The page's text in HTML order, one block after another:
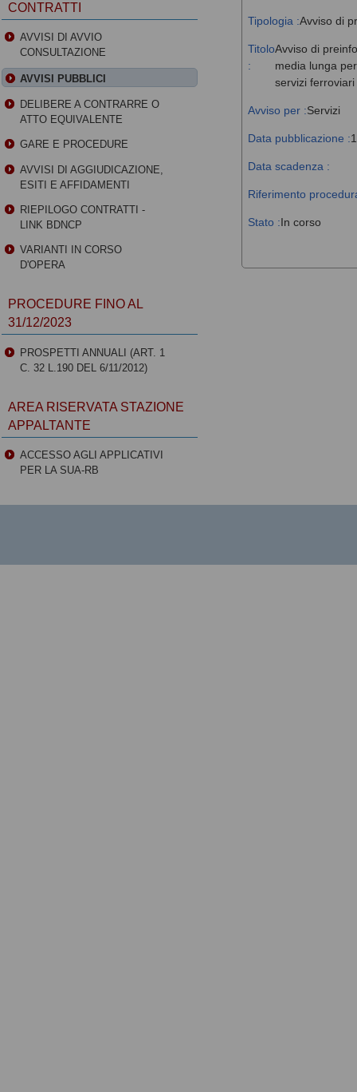
Tipologia :Avviso di
Titolo
:
Avviso di
media lunga
servizi
Avviso per :Servizi
Data pubblicazione :
Data scadenza :
Riferimento
Stato :In corso
CONTRATTI
AVVISI DI AVVIO
CONSULTAZIONE
AVVISI PUBBLICI
DELIBERE A CONTRARRE O
ATTO EQUIVALENTE
GARE E PROCEDURE
AVVISI DI AGGIUDICAZIONE,
ESITI E AFFIDAMENTI
RIEPILOGO CONTRATTI -
LINK BDNCP
VARIANTI IN CORSO
D'OPERA
PROCEDURE FINO AL
31/12/2023
PROSPETTI ANNUALI (ART. 1
C. 32 L.190 DEL 6/11/2012)
AREA RISERVATA STAZIONE
APPALTANTE
ACCESSO AGLI APPLICATIVI
PER LA SUA-RB